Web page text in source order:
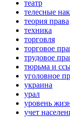
театр
телесные
теория права
техника
торговля
торговое
трудовое
тюрьма и
уголовное
украина
урал
уровень
учет